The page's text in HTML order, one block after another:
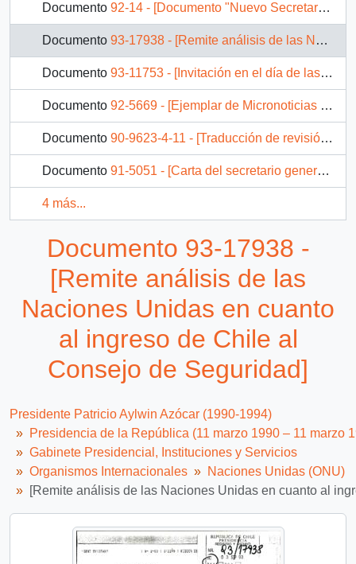
Documento 92-14 - [Documento "Nuevo Secretario General de las Naciones Unidas"]
Documento 93-17938 - [Remite análisis de las Naciones Unidas en cuanto al ingreso de Chile al Consejo de Seguridad]
Documento 93-11753 - [Invitación en el día de las Naciones Unidas]
Documento 92-5669 - [Ejemplar de Micronoticias de las Naciones Unidas en Santiago de Chile]
Documento 90-9623-4-11 - [Traducción de revisión de las Naciones Unidas]
Documento 91-5051 - [Carta del secretario general de las Naciones Unidas]
4 más...
Documento 93-17938 -
[Remite análisis de las
Naciones Unidas en cuanto
al ingreso de Chile al
Consejo de Seguridad]
Presidente Patricio Aylwin Azócar (1990-1994)
Presidencia de la República (11 marzo 1990 – 11 marzo
Gabinete Presidencial, Instituciones y Servicios
Organismos Internacionales
Naciones Unidas (ONU)
[Remite análisis de las Naciones Unidas en cuanto al